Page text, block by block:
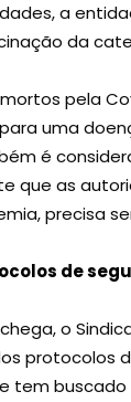
a
da
pela
uma
é
que as
precisa
de
o
protocolos
tem